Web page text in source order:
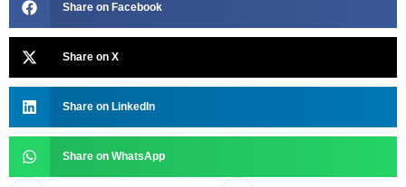
Share on Facebook
Share on X
Share on LinkedIn
Share on WhatsApp